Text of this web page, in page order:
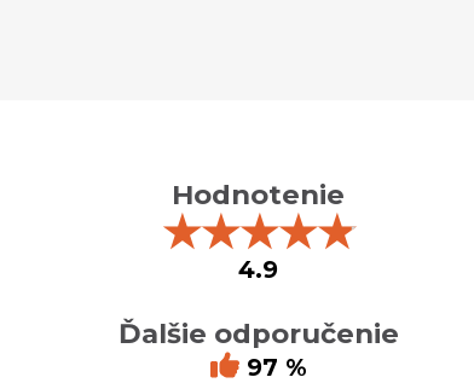
Hodnotenie
★★★★★
4.9
Ďalšie odporučenie
97 %